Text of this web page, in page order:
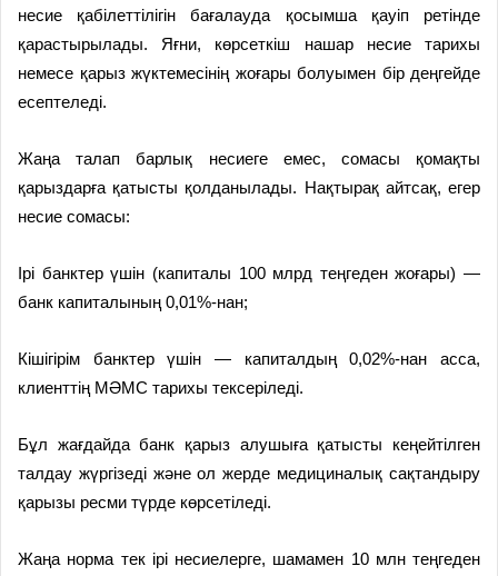
несие қабілеттілігін бағалауда қосымша қауіп ретінде
қарастырылады. Яғни, көрсеткіш нашар несие тарихы
немесе қарыз жүктемесінің жоғары болуымен бір деңгейде
есептеледі.
Жаңа талап барлық несиеге емес, сомасы қомақты
қарыздарға қатысты қолданылады. Нақтырақ айтсақ, егер
несие сомасы:
Ірі банктер үшін (капиталы 100 млрд теңгеден жоғары) —
банк капиталының 0,01%-нан;
Кішігірім банктер үшін — капиталдың 0,02%-нан асса,
клиенттің МӘМС тарихы тексеріледі.
Бұл жағдайда банк қарыз алушыға қатысты кеңейтілген
талдау жүргізеді және ол жерде медициналық сақтандыру
қарызы ресми түрде көрсетіледі.
Жаңа норма тек ірі несиелерге, шамамен 10 млн теңгеден